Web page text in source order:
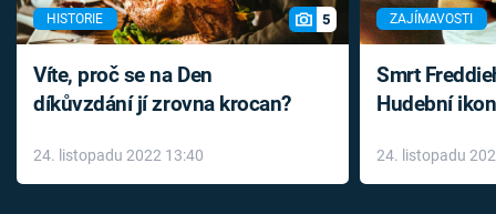
HISTORIE 5
Víte, proč se na Den
díkůvzdání jí zrovna krocan?
24. listopadu 2022 13:40
ZAJÍMAVOSTI
Smrt
Hudební
léky
24. listopadu